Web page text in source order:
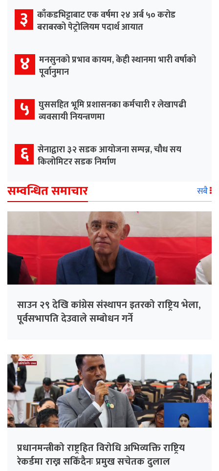
३
काँकडभिट्टाबाट एक वर्षमा २४ अर्ब ५० करोड
बराबरको पेट्रोलियम पदार्थ आयात
४
मनसुनको प्रभाव कायम, केही स्थानमा भारी वर्षाको
पूर्वानुमान
५
घुससहित भूमि प्रशासनका कर्मचारी र लेखापढी
व्यवसायी नियन्त्रणमा
६ सेनाद्वारा ३२ सडक आयोजना सम्पन्न, चौध सय
किलोमिटर सडक निर्माण
सम्वन्धित समाचार सबै
साउन २९ देखि कांग्रेस संस्थापन इतरको राष्ट्रिय भेला,
पूर्वसभापति देउवाले सम्बोधन गर्ने
प्रधानमन्त्रीको राष्ट्रहित विरोधि अभिव्यक्ति राष्ट्रिय
रेकर्डमा राख्न सकिँदैनः प्रमुख सचेतक दुलाल